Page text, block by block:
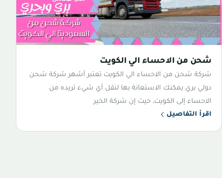
شحن من الاحساء الي الكويت
شركة شحن من الاحساء الي الكويت تعتبر أشهر شركة شحن
دولي بري يمكنك الاستعانة بها لنقل أي شيء تريده من
الاحساء إلى الكويت، حيث إن شركة الخير
اقرأ التفاصيل